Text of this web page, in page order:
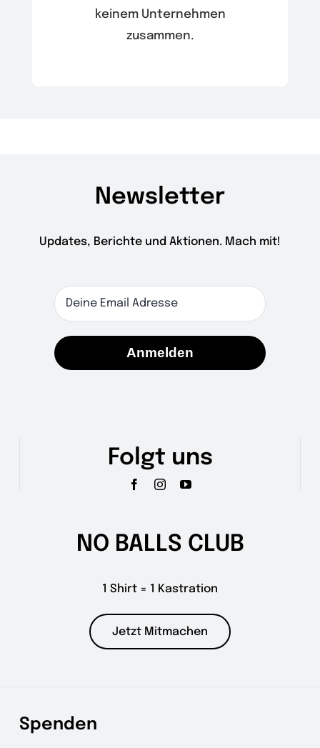
keinem Unternehmen
zusammen.
Newsletter
Updates, Berichte und Aktionen. Mach mit!
Anmelden
Folgt uns
NO BALLS CLUB
1 Shirt = 1 Kastration
Jetzt Mitmachen
Spenden